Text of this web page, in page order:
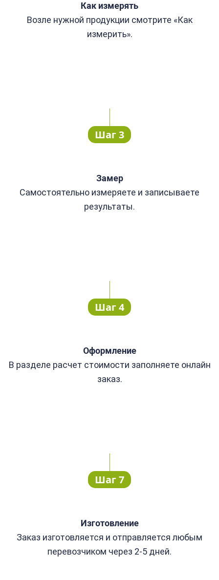
Как измерять
Возле нужной продукции смотрите «Как
измерить».
Шаг 3
Замер
Самостоятельно измеряете и записываете
результаты.
Шаг 4
Оформление
В разделе расчет стоимости заполняете онлайн
заказ.
Шаг 7
Изготовление
Заказ изготовляется и отправляется любым
перевозчиком через 2-5 дней.